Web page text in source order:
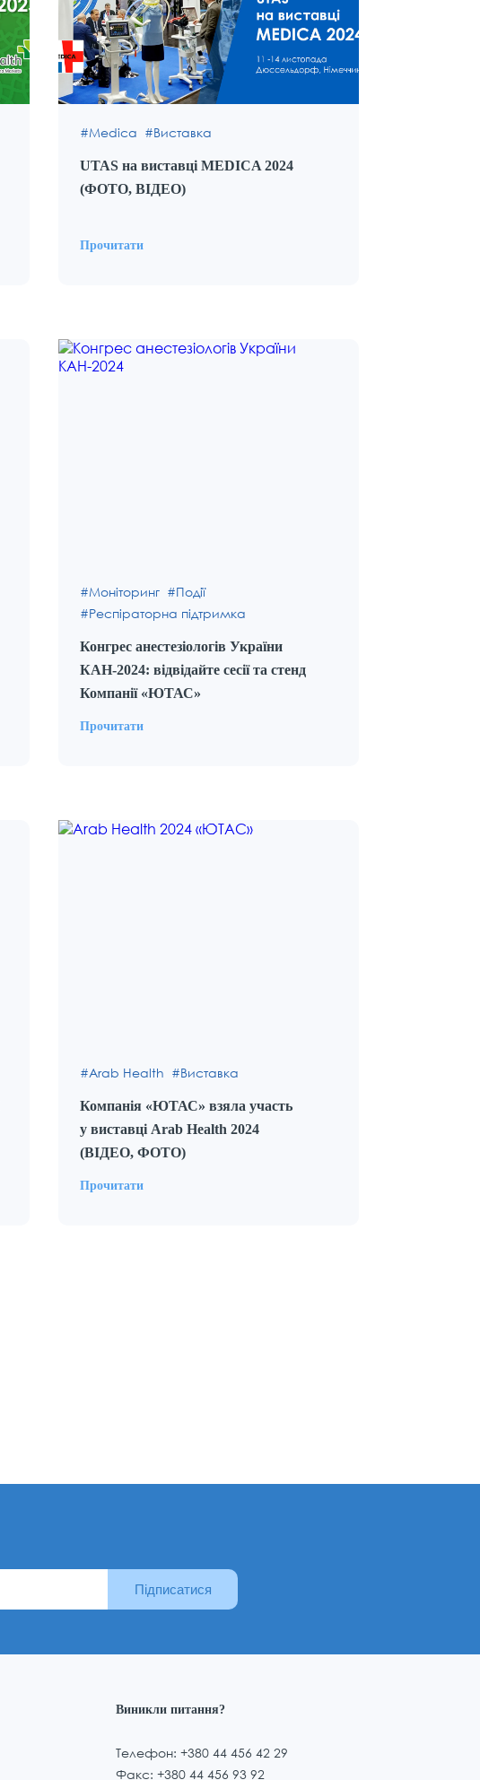
Medica Виставка
UTAS на виставці MEDICA 2024
(ФОТО, ВІДЕО)
Прочитати
Моніторинг
Події
Респіраторна підтримка
Конгрес анестезіологів України
КАН-2024: відвідайте сесії та стенд
Компанії «ЮТАС»
Прочитати
Arab Health Виставка
Компанія «ЮТАС» взяла участь
у виставці Arab Health 2024
(ВІДЕО, ФОТО)
Прочитати
Підписатися
Виникли питання?
Телефон: +380 44 456 42 29
Факс: +380 44 456 93 92